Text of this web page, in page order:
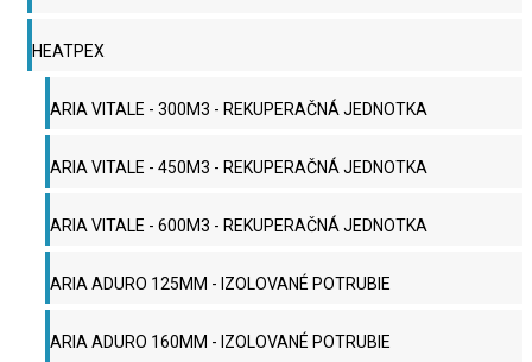
HEATPEX
ARIA VITALE - 300M3 - REKUPERAČNÁ JEDNOTKA
ARIA VITALE - 450M3 - REKUPERAČNÁ JEDNOTKA
ARIA VITALE - 600M3 - REKUPERAČNÁ JEDNOTKA
ARIA ADURO 125MM - IZOLOVANÉ POTRUBIE
ARIA ADURO 160MM - IZOLOVANÉ POTRUBIE